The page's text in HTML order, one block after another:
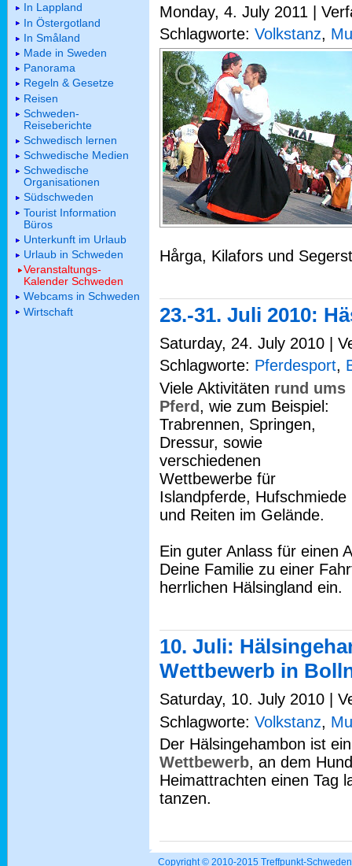
Monday, 4. July 2011 |
Schlagworte: Volkstanz,
Hårga, Kilafors und
23.-31. Juli 2010:
Saturday, 24. July 2010 |
Schlagworte: Pferdesport,
Viele Aktivitäten rund ums
Pferd , wie zum Beispiel:
Trabrennen, Springen,
Dressur, sowie
verschiedenen
Wettbewerbe für
Islandpferde, Hufschmiede
und Reiten im Gelände.
Ein guter Anlass für einen
Deine Familie zu einer
herrlichen Hälsingland ein.
10. Juli:
Wettbewerb in
Saturday, 10. July 2010 |
Schlagworte: Volkstanz,
Der Hälsingehambon ist
Wettbewerb, an dem
Heimattrachten einen Tag
tanzen.
In Lappland
In Östergotland
In Småland
Made in Sweden
Panorama
Regeln & Gesetze
Reisen
Schweden-
Reiseberichte
Schwedisch lernen
Schwedische Medien
Schwedische
Organisationen
Südschweden
Tourist Information
Büros
Unterkunft im Urlaub
Urlaub in Schweden
Veranstaltungs-
Kalender Schweden
Webcams in Schweden
Wirtschaft
Copyright © 2010-2015 Treffpunkt-